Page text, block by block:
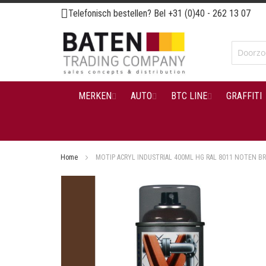
Ga
naar
de
inhoud
Telefonisch bestellen? Bel +31 (0)40 - 262 13 07
MERKEN AUTO BTC LINE GRAFFITI
Home MOTIP ACRYL INDUSTRIAL 400ML HG RAL 8011 NOTEN